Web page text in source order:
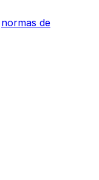
normas de